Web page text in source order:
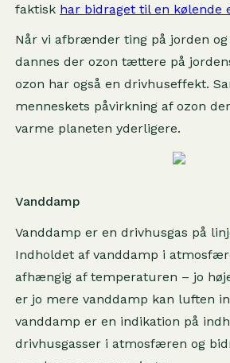
faktisk har bidraget til en kølende
Når vi afbrænder ting på jorden
dannes der ozon tættere på
ozon har også en drivhuseffekt.
menneskets påvirkning af ozon
varme planeten yderligere.
Vanddamp
Vanddamp er en drivhusgas på
Indholdet af vanddamp i
afhængig af temperaturen – jo
er jo mere vanddamp kan luften
vanddamp er en indikation på
drivhusgasser i atmosfæren og